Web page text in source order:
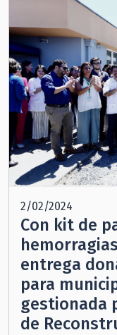
2/02/2024
Con kit de
entrega
para
gestionada
de